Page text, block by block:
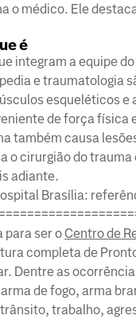
o médico. Ele
é
integram a equipe
e traumatologia
esqueléticos e
de força física
também causa
o cirurgião do
adiante.
Brasília:
para ser oCentro de
completa de
Dentre as
de fogo, arma
trabalho,